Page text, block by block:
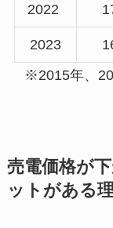
2022
2023
※2015年、
売電価格が
ットがある